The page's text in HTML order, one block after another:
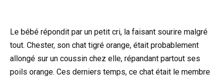
Le bébé répondit par un petit cri, la faisant sourire malgré
tout. Chester, son chat tigré orange, était probablement
allongé sur un coussin chez elle, répandant partout ses
poils orange. Ces derniers temps, ce chat était le membre